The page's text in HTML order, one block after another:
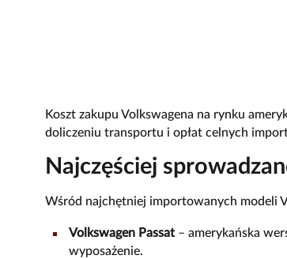
Koszt zakupu Volkswagena na rynku
doliczeniu transportu i opłat celnych
Najczęściej
Wśród najchętniej importowanych modeli
Volkswagen Passat– amerykańska
wyposażenie.